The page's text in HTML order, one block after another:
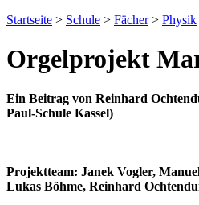
Startseite > Schule > Fächer> Physik
Orgelprojekt
Ein Beitrag von Reinhard
Paul-Schule Kassel)
Projektteam: Janek Vogler,
Lukas Böhme, Reinhard